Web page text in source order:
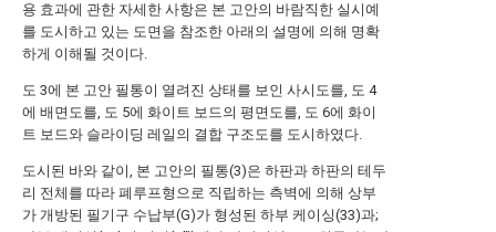
용 효과에 관한 자세한 사항은 본 고안의 바람직한 실시예
를 도시하고 있는 도면을 참조한 아래의 설명에 의해 명확
하게 이해될 것이다.
도 3에 본 고안 필통이 열려진 상태를 보인 사시도를, 도 4
에 배면도를, 도 5에 화이트 보드의 평면도를, 도 6에 화이
트 보드와 슬라이딩 레일의 결합 구조도를 도시하였다.
도시된 바와 같이, 본 고안의 필통(3)은 하판과 하판의 테두
리 전체를 따라 폐루프형으로 직립하는 측벽에 의해 상부
가 개방된 필기구 수납부(G)가 형성된 하부 케이싱(33)과;